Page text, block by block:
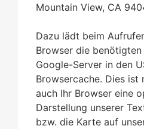
Mountain View, CA
Dazu lädt beim
Browser die
Google-Server in den
Browsercache. Dies
auch Ihr Browser eine
Darstellung unserer
bzw. die Karte auf